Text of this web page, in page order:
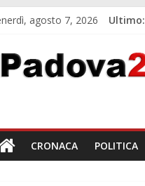
agosto 7, 2026 Ultimo:
CRONACA POLITICA